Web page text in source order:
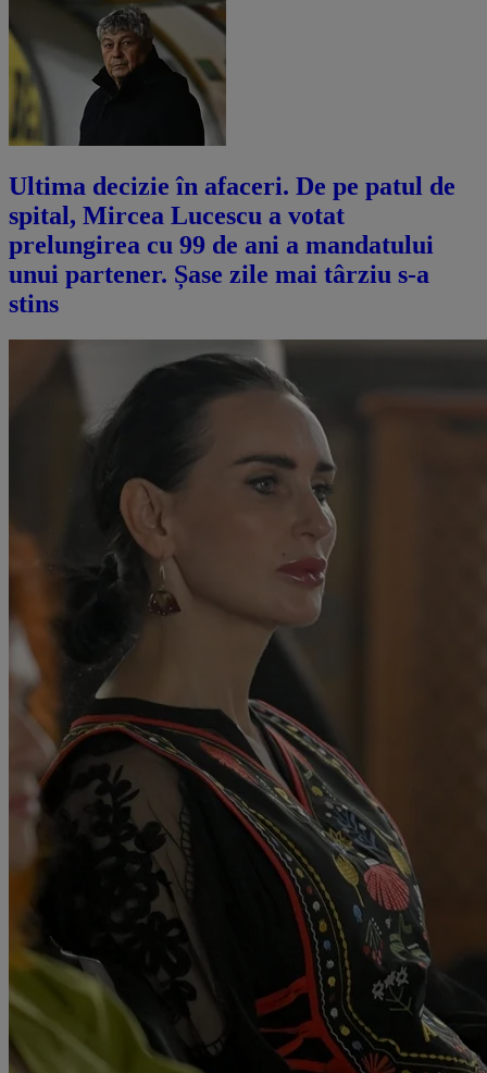
Ultima decizie în afaceri. De pe patul de
spital, Mircea Lucescu a votat
prelungirea cu 99 de ani a mandatului
unui partener. Șase zile mai târziu s-a
stins